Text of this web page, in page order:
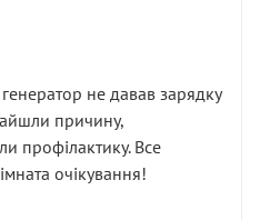
і жодної реальної
Після
повернули, що
боксу, і скрип у гальмах
був. Тобто оплачена
не давав зарядку
причину,
профілактику. Все
очікування!